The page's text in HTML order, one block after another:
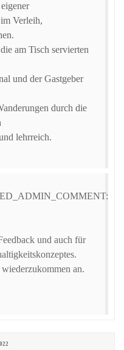
Verleih,
am Tisch servierten
und der Gastgeber
durch die
lehrreich.
und auch für
an.